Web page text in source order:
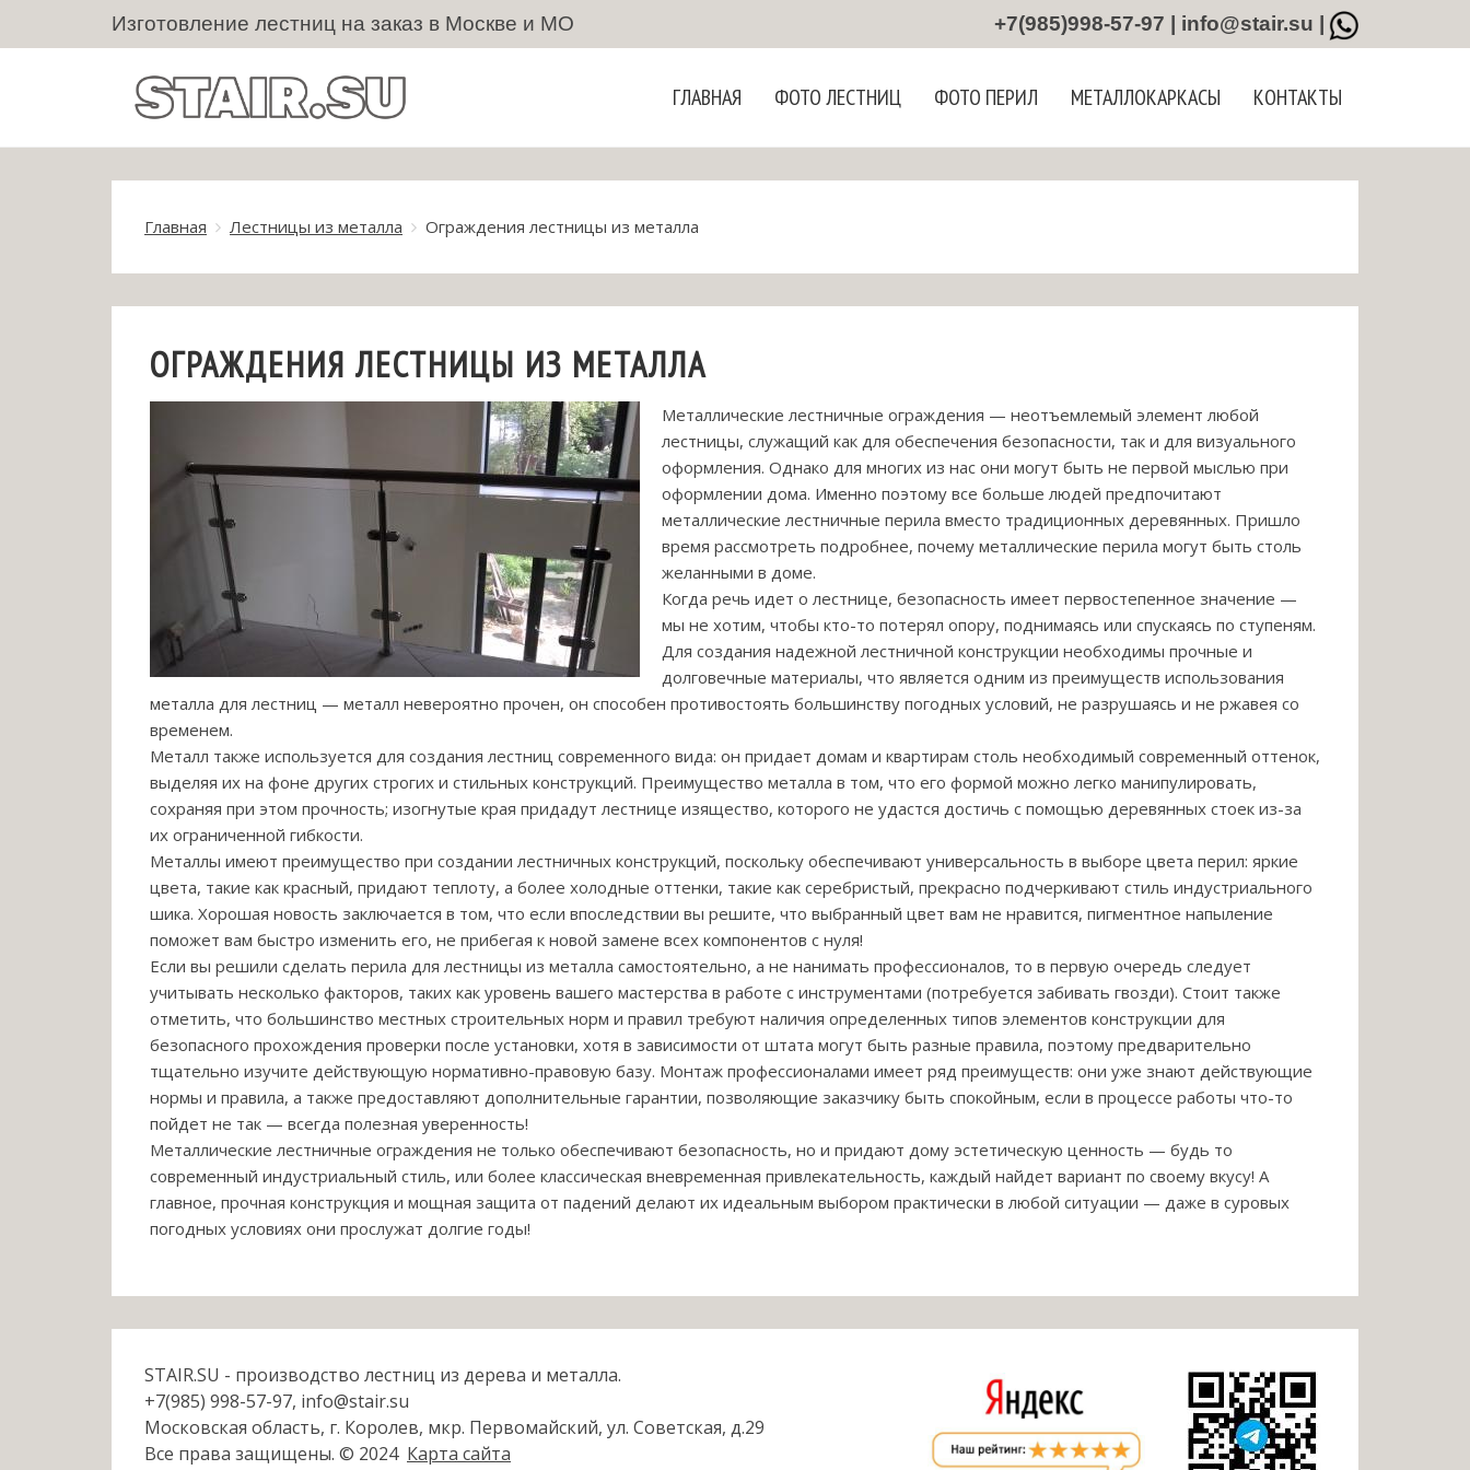
Изготовление лестниц на заказ в Москве и МО +7(985)998-57-97 | info@stair.su |
ГЛАВНАЯ ФОТО ЛЕСТНИЦ ФОТО ПЕРИЛ МЕТАЛЛОКАРКАСЫ КОНТАКТЫ
Главная Лестницы из металла Ограждения лестницы из металла
ОГРАЖДЕНИЯ ЛЕСТНИЦЫ ИЗ МЕТАЛЛА
Металлические лестничные ограждения — неотъемлемый элемент любой
лестницы, служащий как для обеспечения безопасности, так и для визуального
оформления. Однако для многих из нас они могут быть не первой мыслью при
оформлении дома. Именно поэтому все больше людей предпочитают
металлические лестничные перила вместо традиционных деревянных. Пришло
время рассмотреть подробнее, почему металлические перила могут быть столь
желанными в доме.
Когда речь идет о лестнице, безопасность имеет первостепенное значение —
мы не хотим, чтобы кто-то потерял опору, поднимаясь или спускаясь по ступеням.
Для создания надежной лестничной конструкции необходимы прочные и
долговечные материалы, что является одним из преимуществ использования
металла для лестниц — металл невероятно прочен, он способен противостоять большинству погодных условий, не разрушаясь и не ржавея со
временем.
Металл также используется для создания лестниц современного вида: он придает домам и квартирам столь необходимый современный оттенок,
выделяя их на фоне других строгих и стильных конструкций. Преимущество металла в том, что его формой можно легко манипулировать,
сохраняя при этом прочность; изогнутые края придадут лестнице изящество, которого не удастся достичь с помощью деревянных стоек из-за
их ограниченной гибкости.
Металлы имеют преимущество при создании лестничных конструкций, поскольку обеспечивают универсальность в выборе цвета перил: яркие
цвета, такие как красный, придают теплоту, а более холодные оттенки, такие как серебристый, прекрасно подчеркивают стиль индустриального
шика. Хорошая новость заключается в том, что если впоследствии вы решите, что выбранный цвет вам не нравится, пигментное напыление
поможет вам быстро изменить его, не прибегая к новой замене всех компонентов с нуля!
Если вы решили сделать перила для лестницы из металла самостоятельно, а не нанимать профессионалов, то в первую очередь следует
учитывать несколько факторов, таких как уровень вашего мастерства в работе с инструментами (потребуется забивать гвозди). Стоит также
отметить, что большинство местных строительных норм и правил требуют наличия определенных типов элементов конструкции для
безопасного прохождения проверки после установки, хотя в зависимости от штата могут быть разные правила, поэтому предварительно
тщательно изучите действующую нормативно-правовую базу. Монтаж профессионалами имеет ряд преимуществ: они уже знают действующие
нормы и правила, а также предоставляют дополнительные гарантии, позволяющие заказчику быть спокойным, если в процессе работы что-то
пойдет не так — всегда полезная уверенность!
Металлические лестничные ограждения не только обеспечивают безопасность, но и придают дому эстетическую ценность — будь то
современный индустриальный стиль, или более классическая вневременная привлекательность, каждый найдет вариант по своему вкусу! А
главное, прочная конструкция и мощная защита от падений делают их идеальным выбором практически в любой ситуации — даже в суровых
погодных условиях они прослужат долгие годы!
STAIR.SU - производство лестниц из дерева и металла.
+7(985) 998-57-97, info@stair.su
Московская область, г. Королев, мкр. Первомайский, ул. Советская, д.29
Все права защищены. © 2024 Карта сайта